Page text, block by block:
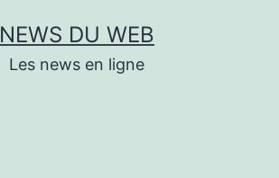
NEWS DU WEB
Les news en ligne